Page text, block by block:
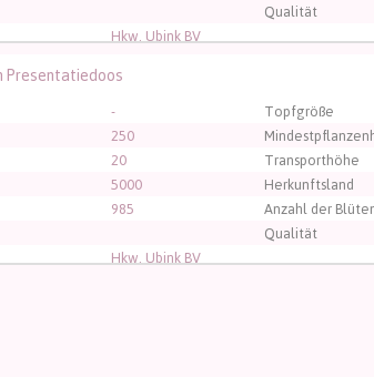
Qualität
Hkw. Ubink BV
Presentatiedoos
- Topfgröße
250
20 Transporthöhe
5000 Herkunftsland
985
Qualität
Hkw. Ubink BV
Klicken Sie hier, um sich einzuloggen.